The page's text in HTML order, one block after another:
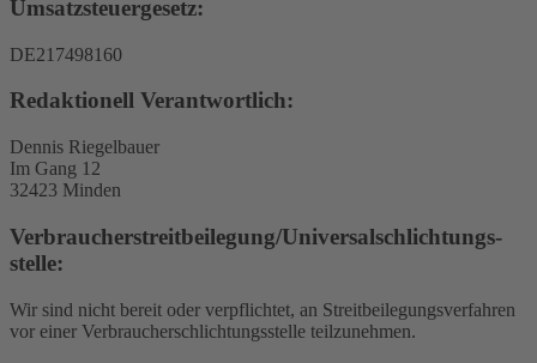
Umsatzsteuergesetz:
DE217498160
Redaktionell Verantwortlich:
Dennis Riegelbauer
Im Gang 12
32423 Minden
Verbraucher­streit­beilegung/Universal­schlichtungs­
stelle:
Wir sind nicht bereit oder verpflichtet, an Streitbeilegungsverfahren
vor einer Verbraucherschlichtungsstelle teilzunehmen.